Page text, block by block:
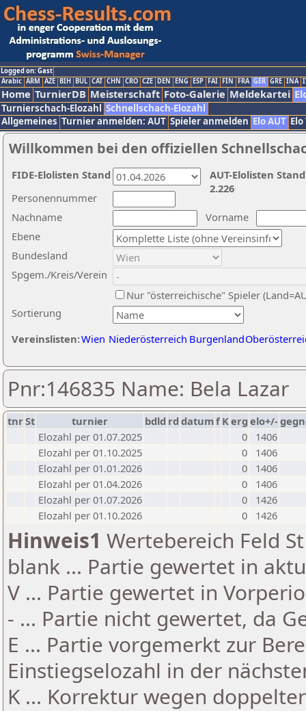
Logged on: Gast
Arabic ARM AZE BIH BUL CAT CHN CRO CZE DEN ENG ESP FAI FIN FRA GER GRE INA
Home TurnierDB Meisterschaft Foto-Galerie Meldekartei
Turnierschach-Elozahl Schnellschach-Elozahl
Allgemeines Turnier anmelden: AUT Spieler anmelden Elo AUT
Willkommen bei den offiziellen
Nachname
Vorname
Ebene
Sortierung
Personennummer
Bundesland
Spgem./Kreis/Verein
Nur "österreichische" Spieler
Vereinslisten:Wien Niederösterreich Burgenland
AUT-Elolisten
2.226
FIDE-Elolisten Stand
Pnr:146835 Name: Bela Lazar
tnrSt turnier bdld rd datumf Kerg elo+/-
Elozahl per 01.07.2025
0
1406
Elozahl per 01.10.2025
0
1406
Elozahl per 01.01.2026
0
1406
Elozahl per 01.04.2026
0
1406
Elozahl per 01.07.2026
0
1426
Elozahl per 01.10.2026
0 1426
Hinweis1 Wertebereich Feld
blank ... Partie gewertet in
V ... Partie gewertet in
- ... Partie nicht gewertet, da
E ... Partie vorgemerkt zur
Einstiegselozahl in der
K ... Korrektur wegen